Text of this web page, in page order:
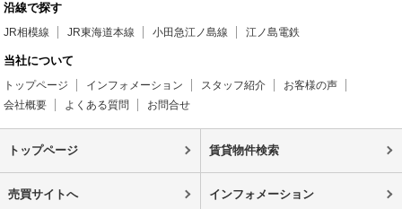
沿線で探す
JR相模線 JR東海道本線 小田急江ノ島線 江ノ島電鉄
当社について
トップページ インフォメーション スタッフ紹介
お客様の声
会社概要
よくある質問 お問合せ
トップページ 賃貸物件検索
売買サイトへ インフォメーション